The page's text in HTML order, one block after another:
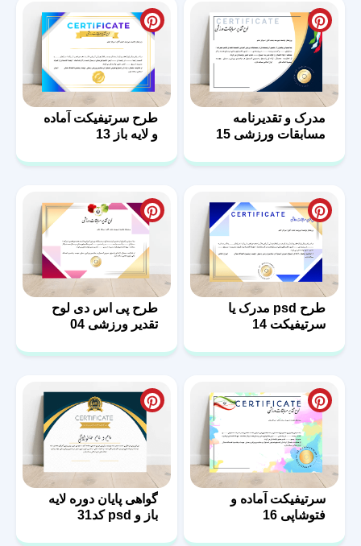
مدرک و تقدیرنامه
مسابقات ورزشی 15
طرح سرتیفیکت آماده
و لایه باز 13
طرح psd مدرک یا
سرتیفیکت 14
طرح پی اس دی لوح
تقدیر ورزشی 04
سرتیفیکت آماده و
فتوشاپی 16
گواهی پایان دوره لایه
باز و psd کد31